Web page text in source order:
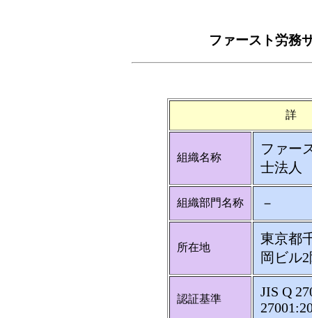
ファースト労務
詳
組織名称
ファー
士法人
組織部門名称 －
所在地
東京都
岡ビル
認証基準
JIS Q